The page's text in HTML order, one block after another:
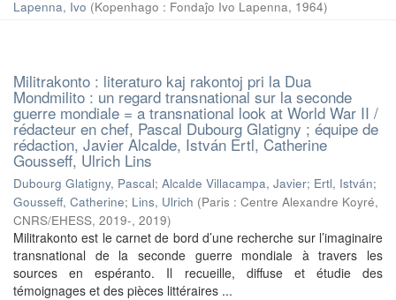
Lapenna, Ivo (Kopenhago : Fondaĵo Ivo Lapenna, 1964)
Militrakonto : literaturo kaj rakontoj pri la Dua
Mondmilito : un regard transnational sur la seconde
guerre mondiale = a transnational look at World War II /
rédacteur en chef, Pascal Dubourg Glatigny ; équipe de
rédaction, Javier Alcalde, István Ertl, Catherine
Gousseff, Ulrich Lins
Dubourg Glatigny, Pascal; Alcalde Villacampa, Javier; Ertl, István;
Gousseff, Catherine; Lins, Ulrich (Paris : Centre Alexandre Koyré,
CNRS/EHESS, 2019-, 2019)
Militrakonto est le carnet de bord d’une recherche sur l’imaginaire
transnational de la seconde guerre mondiale à travers les
sources en espéranto. Il recueille, diffuse et étudie des
témoignages et des pièces littéraires ...